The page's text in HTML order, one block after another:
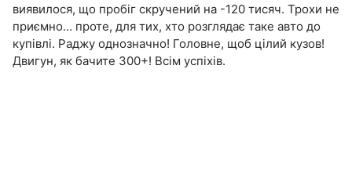
виявилося, що пробіг скручений на -120 тисяч. Трохи не
приємно... проте, для тих, хто розглядає таке авто до
купівлі. Раджу однозначно! Головне, щоб цілий кузов!
Двигун, як бачите 300+! Всім успіхів.